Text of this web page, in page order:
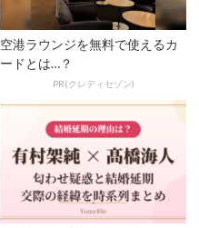
空港ラウンジを無料で使えるカ
ードとは…？
PR(クレディセゾン)